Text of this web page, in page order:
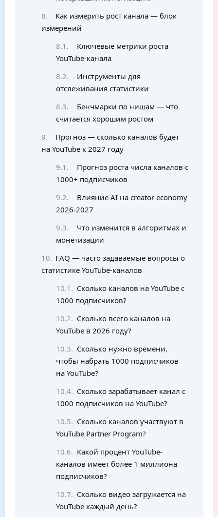
Как измерить рост канала — блок
измерений
Ключевые метрики роста
YouTube-канала
Инструменты для
отслеживания статистики
Бенчмарки по нишам — что
считается хорошим ростом
Прогноз — сколько каналов будет
на YouTube к 2027 году
Прогноз роста числа каналов с
1000+ подписчиков
Влияние AI на creator economy
2026-2027
Что изменится в алгоритмах и
монетизации
FAQ — часто задаваемые вопросы о
статистике YouTube-каналов
Сколько каналов на YouTube с
1000 подписчиков?
Сколько всего каналов на
YouTube в 2026 году?
Сколько нужно времени,
чтобы набрать 1000 подписчиков
на YouTube?
Сколько зарабатывает канал с
1000 подписчиков на YouTube?
Сколько каналов участвуют в
YouTube Partner Program?
Какой процент YouTube-
каналов имеет более 1 миллиона
подписчиков?
Сколько видео загружается на
YouTube каждый день?